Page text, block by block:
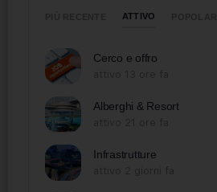
ATTIVO
Cerco e offro
Alberghi & Resort
Infrastrutture